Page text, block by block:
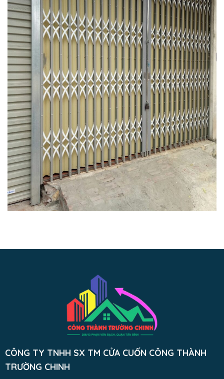
CÔNG TY TNHH SX TM CỬA CUỐN CÔNG THÀNH
TRƯỜNG CHINH